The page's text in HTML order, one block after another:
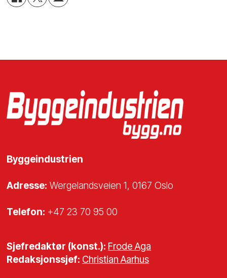
Byggeindustrien
Adresse: Wergelandsveien 1, 0167 Oslo
Telefon: +47 23 70 95 00
Sjefredaktør (konst.): Frode Aga
Redaksjonssjef: Christian Aarhus